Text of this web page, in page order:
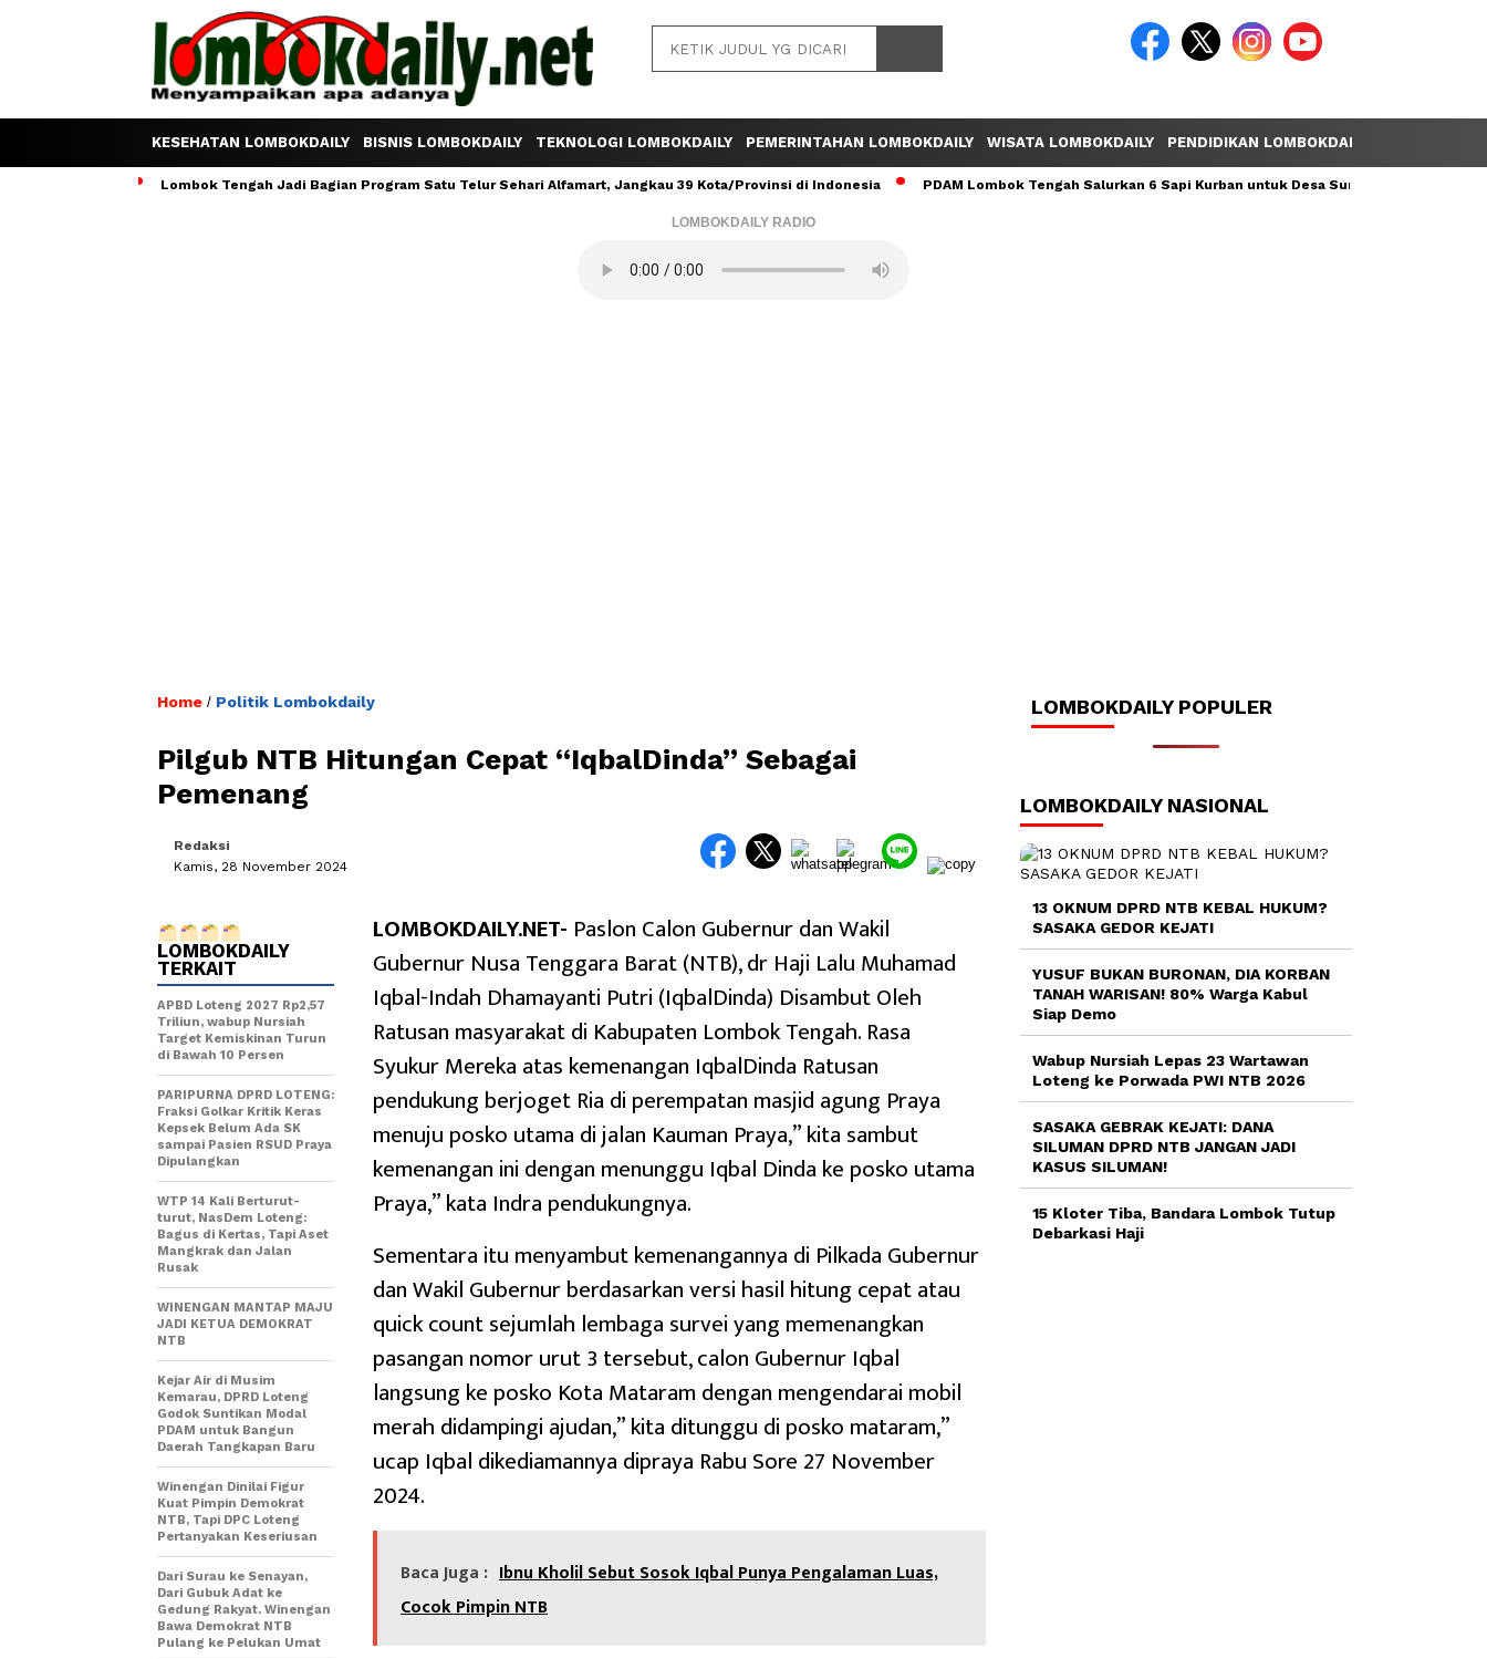
KESEHATAN LOMBOKDAILY BISNIS LOMBOKDAILY TEKNOLOGI LOMBOKDAILY PEMERINTAHAN LOMBOKDAILY WISATA LOMBOKDAILY PENDIDIKAN LOMBOKDAILY
Lombok Tengah Jadi Bagian Program Satu Telur Sehari Alfamart, Jangkau 39 Kota/Provinsi di Indonesia PDAM Lombok Tengah Salurkan 6 Sapi Kurban untuk Desa Sumber Mata Air
LOMBOKDAILY RADIO
Home / Politik Lombokdaily
Pilgub NTB Hitungan Cepat “IqbalDinda” Sebagai
Pemenang
Redaksi
Kamis, 28 November 2024
LOMBOKDAILY.NET- Paslon Calon Gubernur dan Wakil
Gubernur Nusa Tenggara Barat (NTB), dr Haji Lalu Muhamad
Iqbal-Indah Dhamayanti Putri (IqbalDinda) Disambut Oleh
Ratusan masyarakat di Kabupaten Lombok Tengah. Rasa
Syukur Mereka atas kemenangan IqbalDinda Ratusan
pendukung berjoget Ria di perempatan masjid agung Praya
menuju posko utama di jalan Kauman Praya,” kita sambut
kemenangan ini dengan menunggu Iqbal Dinda ke posko utama
Praya,” kata Indra pendukungnya.
Sementara itu menyambut kemenangannya di Pilkada Gubernur
dan Wakil Gubernur berdasarkan versi hasil hitung cepat atau
quick count sejumlah lembaga survei yang memenangkan
pasangan nomor urut 3 tersebut, calon Gubernur Iqbal
langsung ke posko Kota Mataram dengan mengendarai mobil
merah didampingi ajudan,” kita ditunggu di posko mataram,”
ucap Iqbal dikediamannya dipraya Rabu Sore 27 November
2024.
Baca Juga : Ibnu Kholil Sebut Sosok Iqbal Punya Pengalaman Luas,
Cocok Pimpin NTB
LOMBOKDAILY
TERKAIT
APBD Loteng 2027 Rp2,57
Triliun, wabup Nursiah
Target Kemiskinan Turun
di Bawah 10 Persen
PARIPURNA DPRD LOTENG:
Fraksi Golkar Kritik Keras
Kepsek Belum Ada SK
sampai Pasien RSUD Praya
Dipulangkan
WTP 14 Kali Berturut-
turut, NasDem Loteng:
Bagus di Kertas, Tapi Aset
Mangkrak dan Jalan
Rusak
WINENGAN MANTAP MAJU
JADI KETUA DEMOKRAT
NTB
Kejar Air di Musim
Kemarau, DPRD Loteng
Godok Suntikan Modal
PDAM untuk Bangun
Daerah Tangkapan Baru
Winengan Dinilai Figur
Kuat Pimpin Demokrat
NTB, Tapi DPC Loteng
Pertanyakan Keseriusan
Dari Surau ke Senayan,
Dari Gubuk Adat ke
Gedung Rakyat. Winengan
Bawa Demokrat NTB
Pulang ke Pelukan Umat
LOMBOKDAILY POPULER
LOMBOKDAILY NASIONAL
13 OKNUM DPRD NTB KEBAL HUKUM?
SASAKA GEDOR KEJATI
YUSUF BUKAN BURONAN, DIA KORBAN
TANAH WARISAN! 80% Warga Kabul
Siap Demo
Wabup Nursiah Lepas 23 Wartawan
Loteng ke Porwada PWI NTB 2026
SASAKA GEBRAK KEJATI: DANA
SILUMAN DPRD NTB JANGAN JADI
KASUS SILUMAN!
15 Kloter Tiba, Bandara Lombok Tutup
Debarkasi Haji